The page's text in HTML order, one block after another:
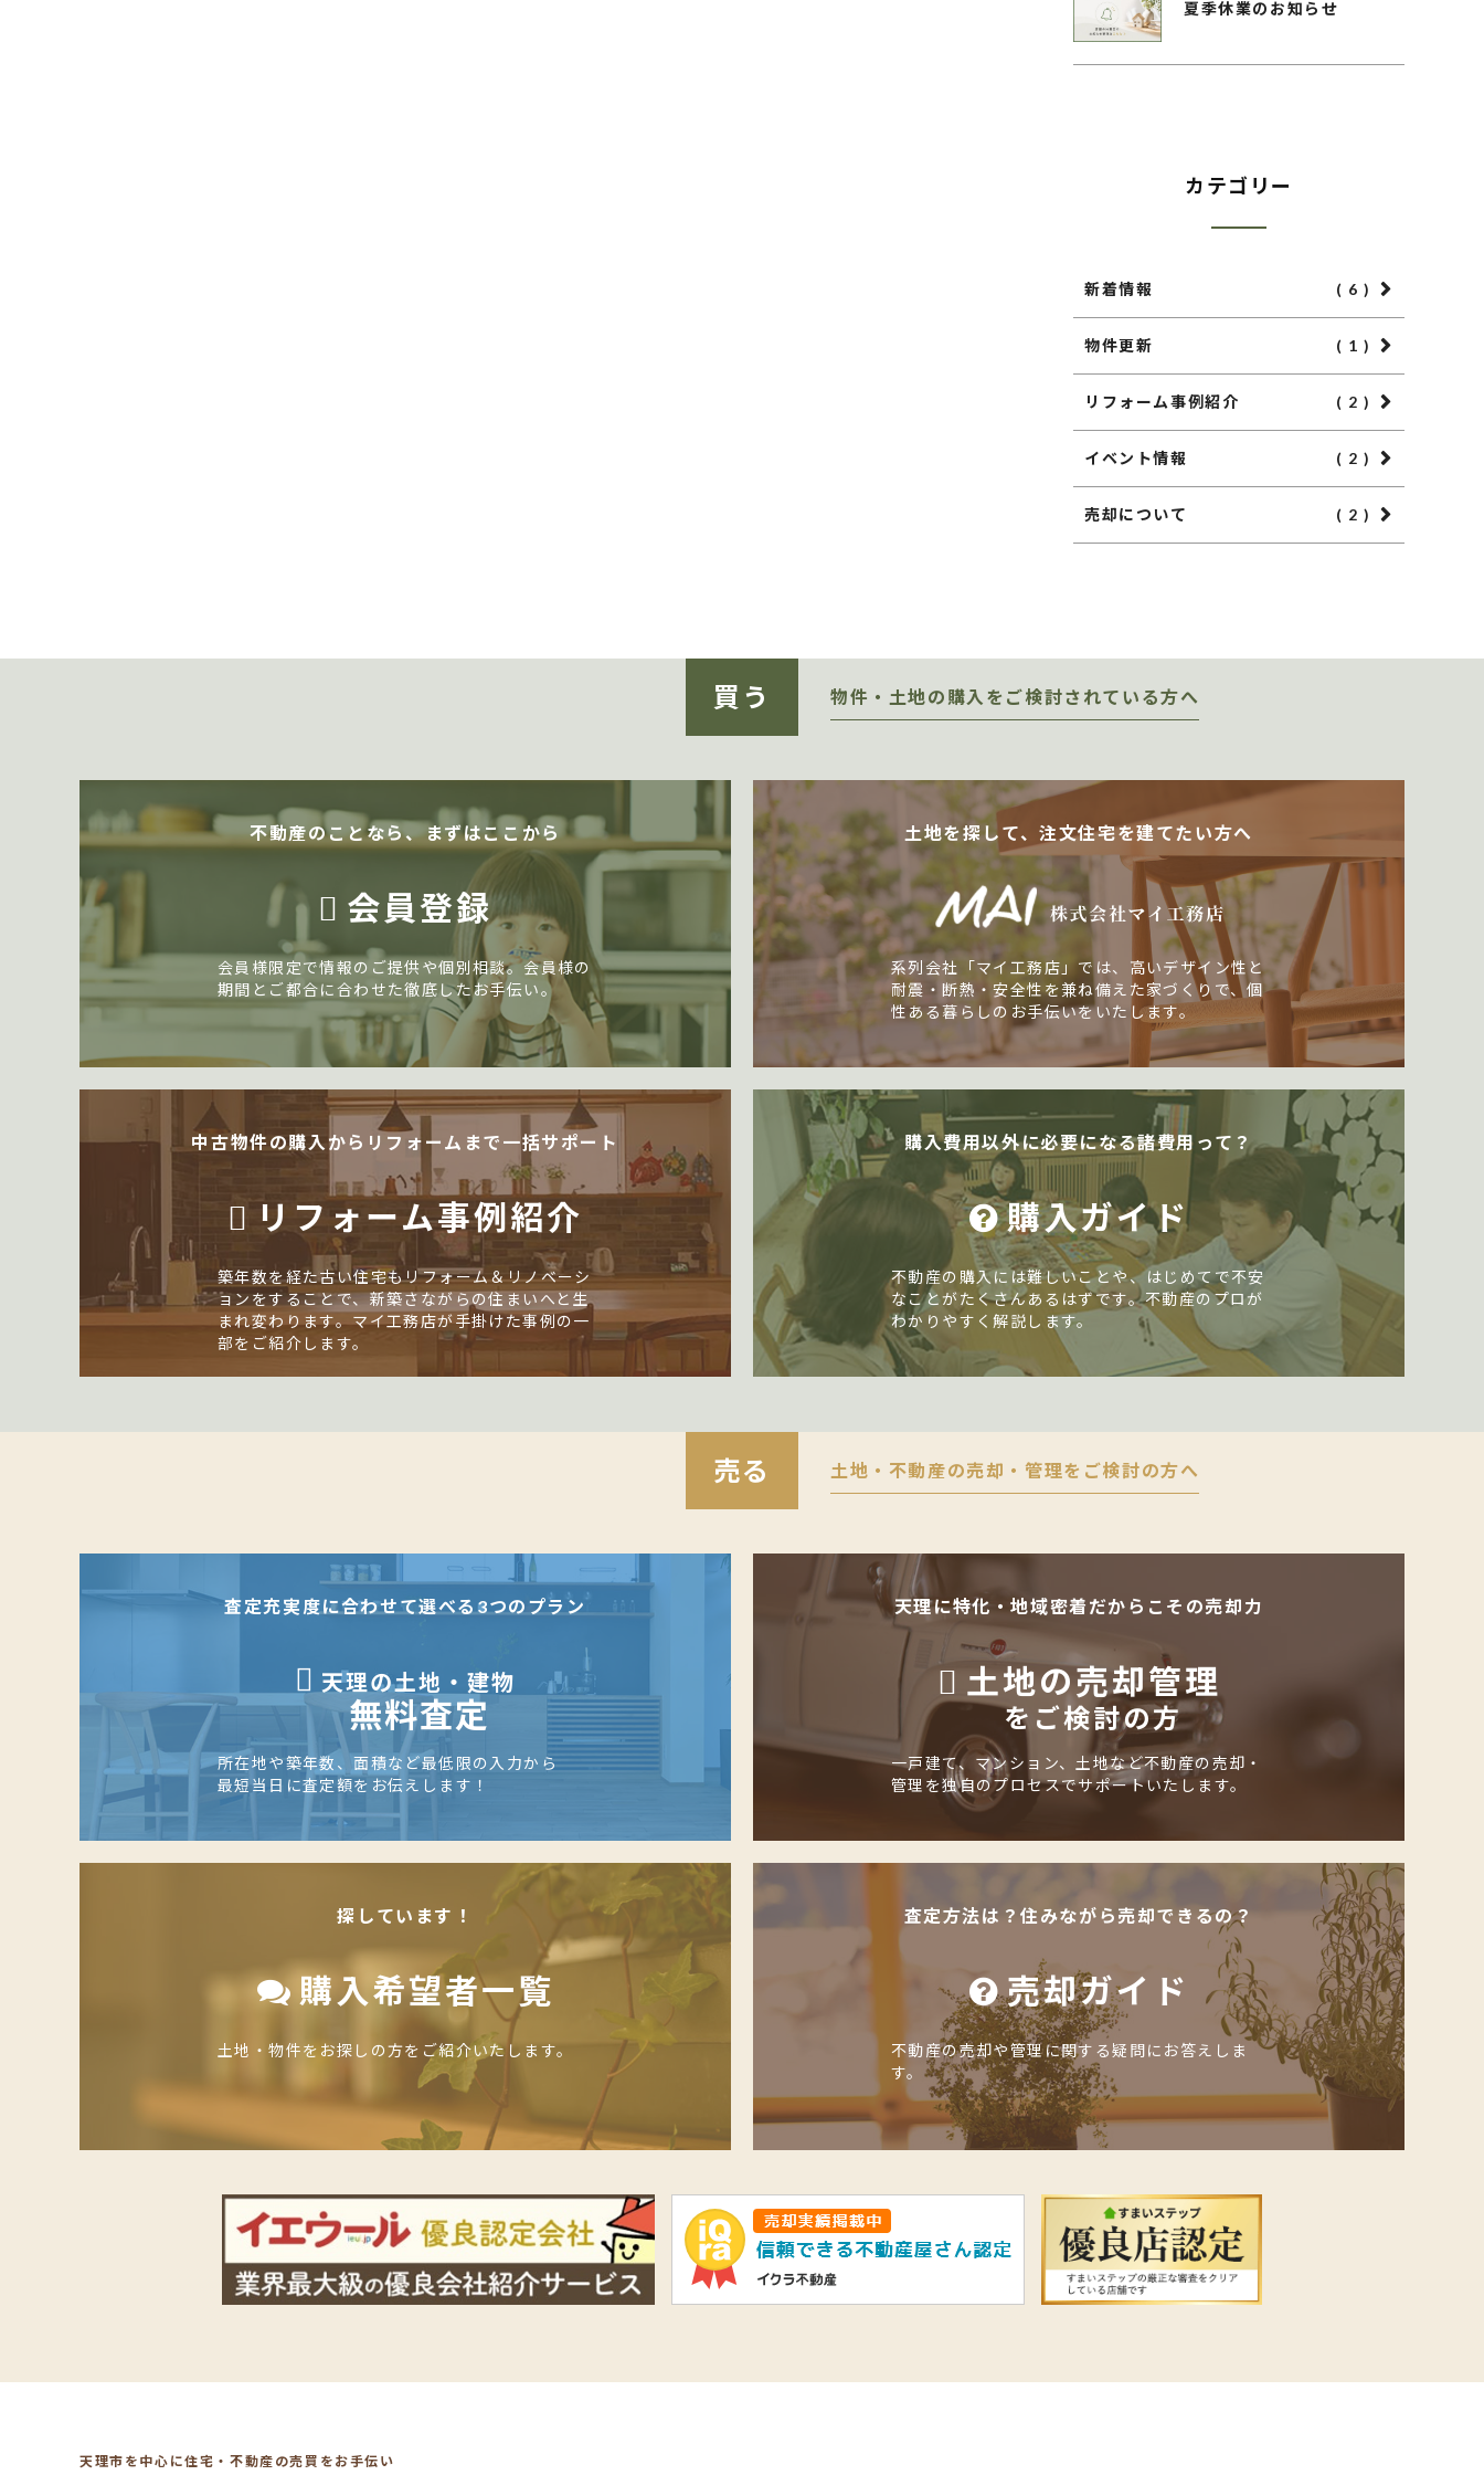
夏季休業のお知らせ
カテゴリー
新着情報 ( 6 )
物件更新 ( 1 )
リフォーム事例紹介 ( 2 )
イベント情報 ( 2 )
売却について ( 2 )
買う 物件・土地の購入をご検討されている方へ
不動産のことなら、まずはここから
会員登録
会員様限定で情報のご提供や個別相談。会員様の
期間とご都合に合わせた徹底したお手伝い。
土地を探して、注文住宅を建てたい方へ
系列会社「マイ工務店」では、高いデザイン性と
耐震・断熱・安全性を兼ね備えた家づくりで、個
性ある暮らしのお手伝いをいたします。
中古物件の購入からリフォームまで一括サポート
リフォーム事例紹介
築年数を経た古い住宅もリフォーム＆リノベーシ
ョンをすることで、新築さながらの住まいへと生
まれ変わります。マイ工務店が手掛けた事例の一
部をご紹介します。
購入費用以外に必要になる諸費用って？
購入ガイド
不動産の購入には難しいことや、はじめてで不安
なことがたくさんあるはずです。不動産のプロが
わかりやすく解説します。
売る 土地・不動産の売却・管理をご検討の方へ
査定充実度に合わせて選べる3つのプラン
天理の土地・建物
無料査定
所在地や築年数、面積など最低限の入力から
最短当日に査定額をお伝えします！
天理に特化・地域密着だからこその売却力
土地の売却管理
をご検討の方
一戸建て、マンション、土地など不動産の売却・
管理を独自のプロセスでサポートいたします。
探しています！
購入希望者一覧
土地・物件をお探しの方をご紹介いたします。
査定方法は？住みながら売却できるの？
売却ガイド
不動産の売却や管理に関する疑問にお答えしま
す。
天理市を中心に住宅・不動産の売買をお手伝い